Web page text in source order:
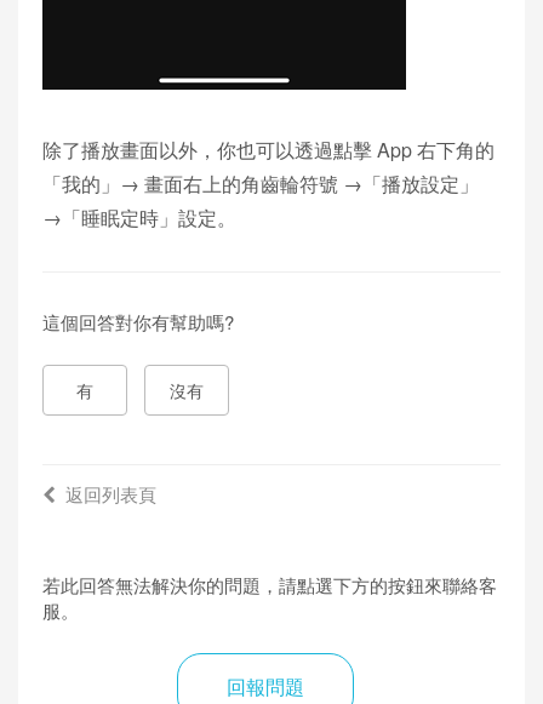
除了播放畫面以外，你也可以透過點擊 App 右下角的
「我的」→ 畫面右上的角齒輪符號 →「播放設定」
→「睡眠定時」設定。
這個回答對你有幫助嗎?
有 沒有
返回列表頁
若此回答無法解決你的問題，請點選下方的按鈕來聯絡客
服。
回報問題